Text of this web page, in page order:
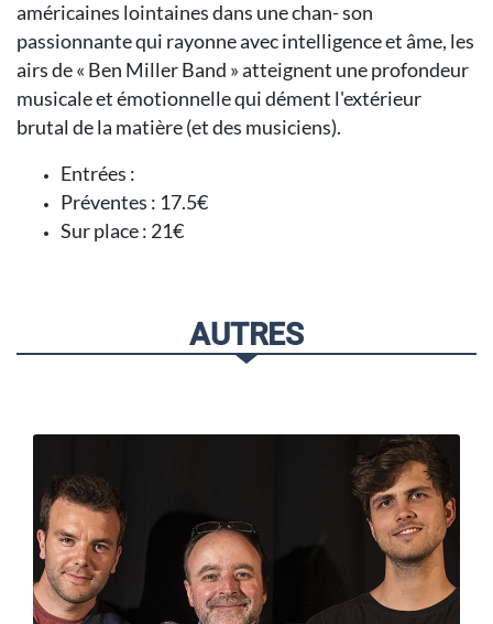
américaines lointaines dans une chan- son
passionnante qui rayonne avec intelligence et âme, les
airs de « Ben Miller Band » atteignent une profondeur
musicale et émotionnelle qui dément l'extérieur
brutal de la matière (et des musiciens).
Entrées :
Préventes : 17.5€
Sur place : 21€
AUTRES